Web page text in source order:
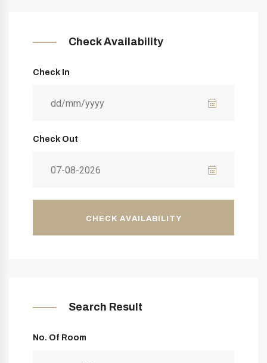
Check Availability
Check In
Check Out
CHECK AVAILABILITY
Search Result
No. Of Room